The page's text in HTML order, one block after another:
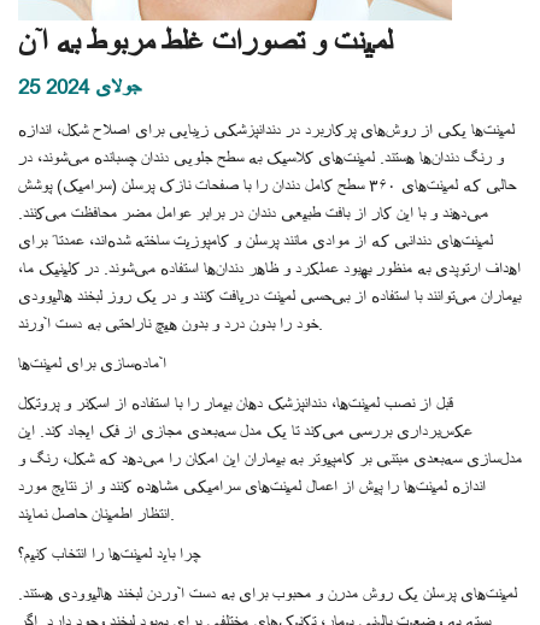
لمینت و تصورات غلط مربوط به آن
25 جولای 2024
لمینت‌ها یکی از روش‌های پرکاربرد در دندانپزشکی زیبایی برای اصلاح شکل، اندازه
و رنگ دندان‌ها هستند. لمینت‌های کلاسیک به سطح جلویی دندان چسبانده می‌شوند، در
حالی که لمینت‌های ۳۶۰ سطح کامل دندان را با صفحات نازک پرسلن (سرامیک) پوشش
می‌دهند و با این کار از بافت طبیعی دندان در برابر عوامل مضر محافظت می‌کنند.
لمینت‌های دندانی که از موادی مانند پرسلن و کامپوزیت ساخته شده‌اند، عمدتاً برای
اهداف ارتوپدی به منظور بهبود عملکرد و ظاهر دندان‌ها استفاده می‌شوند. در کلینیک ما،
بیماران می‌توانند با استفاده از بی‌حسی لمینت دریافت کنند و در یک روز لبخند هالیوودی
خود را بدون درد و بدون هیچ ناراحتی به دست آورند.
آماده‌سازی برای لمینت‌ها
قبل از نصب لمینت‌ها، دندانپزشک دهان بیمار را با استفاده از اسکنر و پروتکل
عکس‌برداری بررسی می‌کند تا یک مدل سه‌بعدی مجازی از فک ایجاد کند. این
مدل‌سازی سه‌بعدی مبتنی بر کامپیوتر به بیماران این امکان را می‌دهد که شکل، رنگ و
اندازه لمینت‌ها را پیش از اعمال لمینت‌های سرامیکی مشاهده کنند و از نتایج مورد
انتظار اطمینان حاصل نمایند.
چرا باید لمینت‌ها را انتخاب کنیم؟
لمینت‌های پرسلن یک روش مدرن و محبوب برای به دست آوردن لبخند هالیوودی هستند.